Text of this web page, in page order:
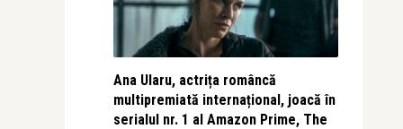
Ana Ularu, actrița româncă
multipremiată internațional, joacă în
serialul nr. 1 al Amazon Prime, The